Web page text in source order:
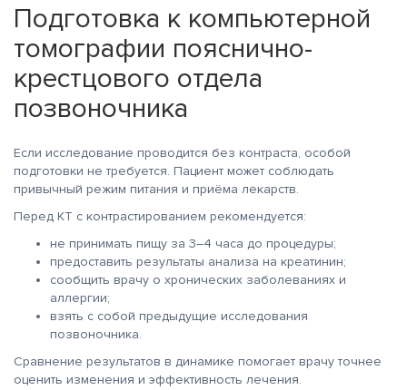
Подготовка к компьютерной
томографии пояснично-
крестцового отдела
позвоночника
Если исследование проводится без контраста, особой
подготовки не требуется. Пациент может соблюдать
привычный режим питания и приёма лекарств.
Перед КТ с контрастированием рекомендуется:
не принимать пищу за 3–4 часа до процедуры;
предоставить результаты анализа на креатинин;
сообщить врачу о хронических заболеваниях и
аллергии;
взять с собой предыдущие исследования
позвоночника.
Сравнение результатов в динамике помогает врачу точнее
оценить изменения и эффективность лечения.